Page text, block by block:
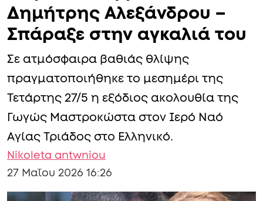
Δημήτρης Αλεξάνδρου –
Σπάραξε στην αγκαλιά του
Σε ατμόσφαιρα βαθιάς θλίψης
πραγματοποιήθηκε το μεσημέρι της
Τετάρτης 27/5 η εξόδιος ακολουθία της
Γωγώς Μαστροκώστα στον Ιερό Ναό
Αγίας Τριάδος στο Ελληνικό.
Nikoleta antwniou
27 Μαΐου 2026 16:26